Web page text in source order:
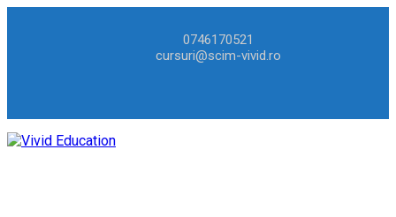
0746170521
cursuri@scim-vivid.ro